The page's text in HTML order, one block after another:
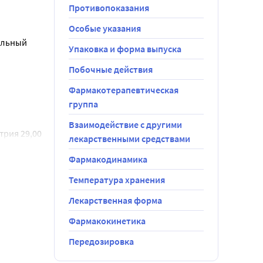
При
раза в
как
том числе
29,00
10,32
Противопоказания
Особые указания
Упаковка и форма выпуска
Побочные действия
Фармакотерапевтическая
группа
Взаимодействие с другими
лекарственными средствами
Фармакодинамика
Температура хранения
Лекарственная форма
Фармакокинетика
Передозировка